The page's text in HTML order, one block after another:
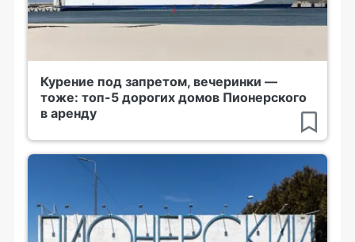
Курение под запретом, вечеринки —
тоже: топ-5 дорогих домов Пионерского
в аренду